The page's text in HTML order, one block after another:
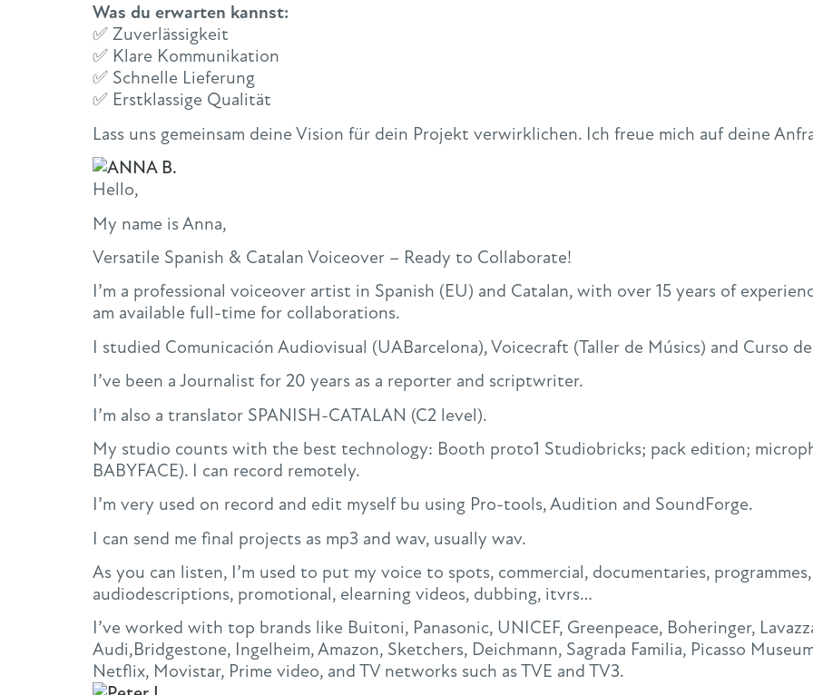
Was du erwarten kannst:
✅ Zuverlässigkeit
✅ Klare Kommunikation
✅ Schnelle Lieferung
✅ Erstklassige Qualität
Lass uns gemeinsam deine Vision für dein Projekt verwirklichen. Ich freue mich auf deine
Hello,
My name is Anna,
Versatile Spanish & Catalan Voiceover – Ready to Collaborate!
I’m a professional voiceover artist in Spanish (EU) and Catalan, with over 15 years of
am available full-time for collaborations.
I studied Comunicación Audiovisual (UABarcelona), Voicecraft (Taller de Músics) and Curso
I’ve been a Journalist for 20 years as a reporter and scriptwriter.
I’m also a translator SPANISH-CATALAN (C2 level).
My studio counts with the best technology: Booth proto1 Studiobricks; pack edition;
BABYFACE). I can record remotely.
I’m very used on record and edit myself bu using Pro-tools, Audition and SoundForge.
I can send me final projects as mp3 and wav, usually wav.
As you can listen, I’m used to put my voice to spots, commercial, documentaries,
audiodescriptions, promotional, elearning videos, dubbing, itvrs…
I’ve worked with top brands like Buitoni, Panasonic, UNICEF, Greenpeace, Boheringer,
Audi,Bridgestone, Ingelheim, Amazon, Sketchers, Deichmann, Sagrada Familia, Picasso
Netflix, Movistar, Prime video, and TV networks such as TVE and TV3.